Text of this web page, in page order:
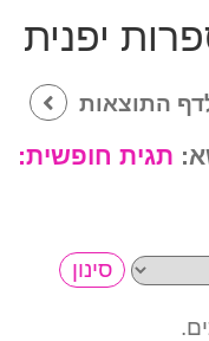
יפנית
התוצאות
תגית חופשית: